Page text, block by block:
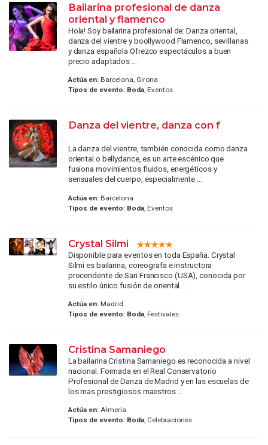
Bailarina profesional de danza
oriental y flamenco
Hola! Soy bailarina profesional de: Danza oriental,
danza del vientre y boollywood Flamenco, sevillanas
y danza española Ofrezco espectáculos a buen
precio adaptados ...
Actúa en:Barcelona, Girona
Tipos de evento: Boda, Eventos
Danza del vientre, danza con f
La danza del vientre, también conocida como danza
oriental o bellydance, es un arte escénico que
fusiona movimientos fluidos, energéticos y
sensuales del cuerpo, especialmente ...
Actúa en:Barcelona
Tipos de evento: Boda, Eventos
Crystal Silmi
Disponible para eventos en toda España. Crystal
Silmi es bailarina, coreografa e instructora
procendente de San Francisco (USA), conocida por
su estilo único fusión de oriental ...
Actúa en:Madrid
Tipos de evento: Boda, Festivales
Cristina Samaniego
La bailarina Cristina Samaniego es reconocida a nivel
nacional. Formada en el Real Conservatorio
Profesional de Danza de Madrid y en las escuelas de
los mas prestigiosos maestros ...
Actúa en:Almería
Tipos de evento: Boda, Celebraciones